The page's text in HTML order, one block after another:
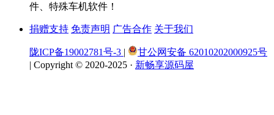
件、特殊车机软件！
捐赠支持 免责声明 广告合作 关于我们
陇ICP备19002781号-3 |
甘公网安备 62010202000925号
| Copyright © 2020-2025 · 新畅享源码屋